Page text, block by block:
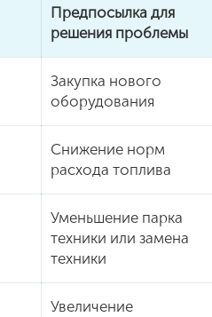
Предпосылка для
решения проблемы
Закупка нового
оборудования
Снижение норм
расхода топлива
Уменьшение парка
техники или замена
техники
Увеличение